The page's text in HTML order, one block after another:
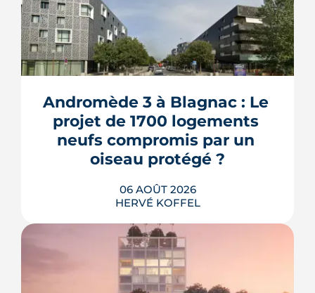
Andromède 3 à Blagnac : Le
projet de 1700 logements
neufs compromis par un
oiseau protégé ?
06 AOÛT 2026
HERVÉ KOFFEL